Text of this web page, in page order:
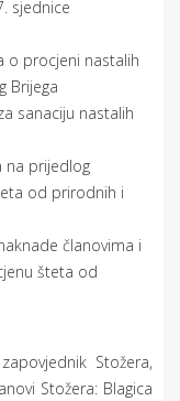
sjednice
o procjeni nastalih
Brijega
sanaciju nastalih
na prijedlog
od prirodnih i
članovima i
šteta od
Stožera,
Stožera: Blagica